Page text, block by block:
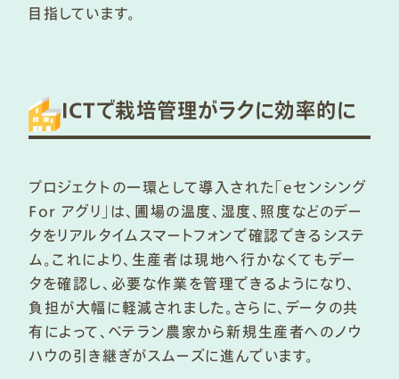
目指しています。
ICTで栽培管理がラクに効率的に
プロジェクトの一環として導入された「eセンシング
For アグリ」は、圃場の温度、湿度、照度などのデー
タをリアルタイムスマートフォンで確認できるシステ
ム。これにより、生産者は現地へ行かなくてもデー
タを確認し、必要な作業を管理できるようになり、
負担が大幅に軽減されました。さらに、データの共
有によって、ベテラン農家から新規生産者へのノウ
ハウの引き継ぎがスムーズに進んでいます。